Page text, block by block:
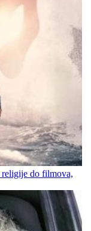
do filmova,